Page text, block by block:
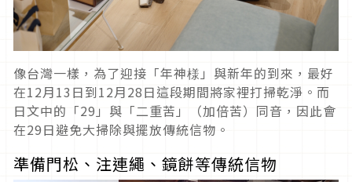
像台灣一樣，為了迎接「年神様」與新年的到來，最好
在12月13日到12月28日這段期間將家裡打掃乾淨。而
日文中的「29」與「二重苦」（加倍苦）同音，因此會
在29日避免大掃除與擺放傳統信物。
準備門松、注連繩、鏡餅等傳統信物